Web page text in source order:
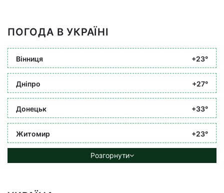
ПОГОДА В УКРАЇНІ
Вінниця +23°
Дніпро +27°
Донецьк +33°
Житомир +23°
Розгорнути